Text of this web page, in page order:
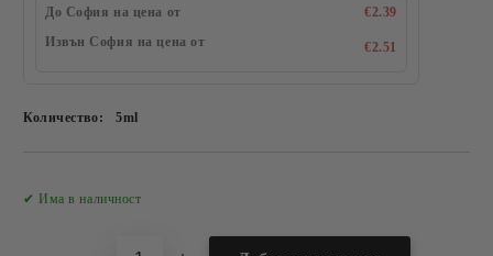
До София на цена от
€2.39
Извън София на цена от
€2.51
Количество: 5ml
✔ Има в наличност